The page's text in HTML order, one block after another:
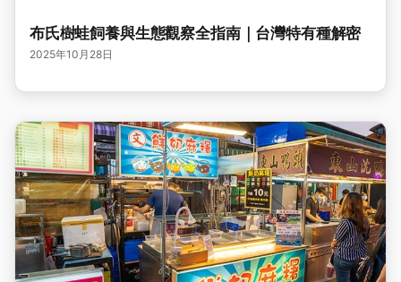
布氏樹蛙飼養與生態觀察全指南｜台灣特有種解密
2025年10月28日